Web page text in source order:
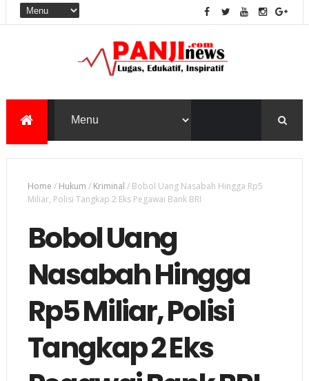
Home / Hukum / Kriminal / Bobol Uang Nasabah Hingga Rp5
Miliar, Polisi Tangkap 2 Eks Pegawai Bank BRI
Bobol Uang
Nasabah Hingga
Rp5 Miliar, Polisi
Tangkap 2 Eks